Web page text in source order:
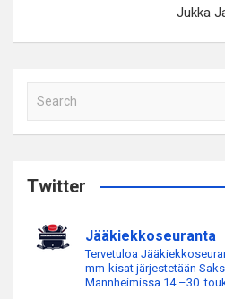
Jukka
a
c
Twitter
Jääkiekkoseuranta
Tervetuloa
mm-kisat järjestetään
Mannheimissa 14.–30.